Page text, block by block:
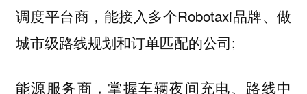
调度平台商，能接入多个Robotaxi品牌、做
城市级路线规划和订单匹配的公司;
能源服务商，掌握车辆夜间充电、路线中